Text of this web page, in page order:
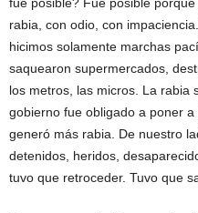
fue posible? Fue posible
rabia, con odio, con
hicimos solamente marchas
saquearon supermercados,
los metros, las micros. La rabia
gobierno fue obligado a poner
generó más rabia. De nuestro
detenidos, heridos,
tuvo que retroceder. Tuvo que